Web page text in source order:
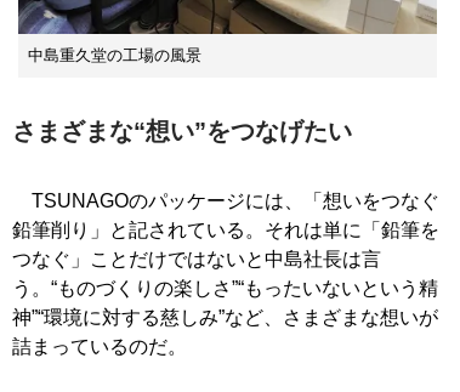
中島重久堂の工場の風景
さまざまな“想い”をつなげたい
TSUNAGOのパッケージには、「想いをつなぐ
鉛筆削り」と記されている。それは単に「鉛筆を
つなぐ」ことだけではないと中島社長は言
う。“ものづくりの楽しさ”“もったいないという精
神”“環境に対する慈しみ”など、さまざまな想いが
詰まっているのだ。